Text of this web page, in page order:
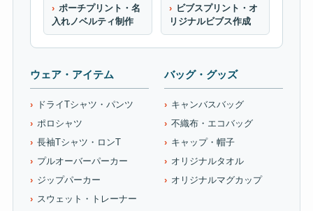
ポーチプリント・名
入れノベルティ制作
ビブスプリント・オ
リジナルビブス作成
ウェア・アイテム
ドライTシャツ・パンツ
ポロシャツ
長袖Tシャツ・ロンT
プルオーバーパーカー
ジップパーカー
スウェット・トレーナー
バッグ・グッズ
キャンバスバッグ
不織布・エコバッグ
キャップ・帽子
オリジナルタオル
オリジナルマグカップ